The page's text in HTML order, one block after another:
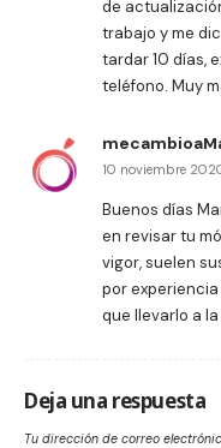
de
trabajo y me
tardar 10 días,
teléfono. Muy
10 noviembre
Buenos días
en revisar tu
vigor, suelen
por
que llevarlo a
Deja una respuesta
Tu dirección de correo